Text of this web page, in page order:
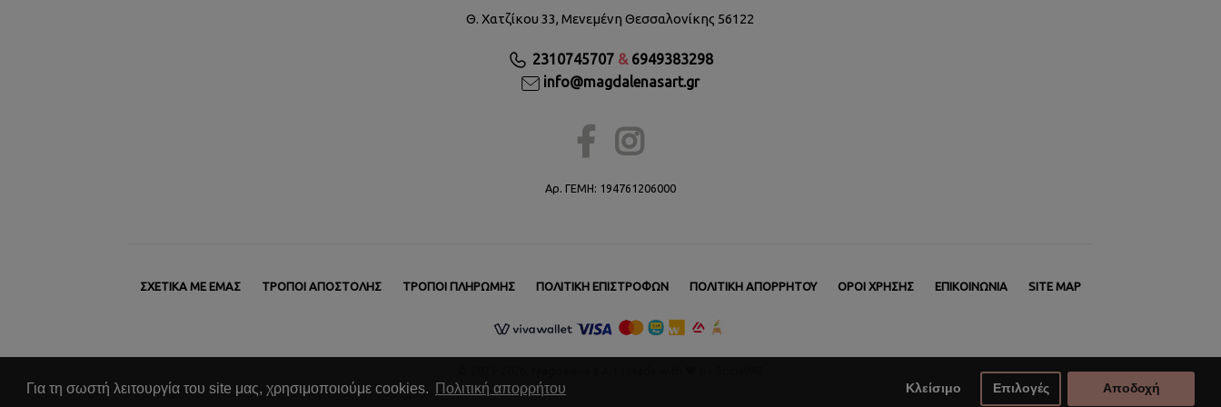
Για τη σωστή λειτουργία του site μας, χρησιμοποιούμε cookies. Πολιτική απορρήτου Κλείσιμο Επιλογές Αποδοχή
Θ. Χατζίκου 33, Μενεμένη Θεσσαλονίκης 56122
2310745707 & 6949383298
info@magdalenasart.gr
Αρ. ΓΕΜΗ: 194761206000
ΣΧΕΤΙΚΆ ΜΕ ΕΜΆΣ ΤΡΌΠΟΙ ΑΠΟΣΤΟΛΉΣ ΤΡΌΠΟΙ ΠΛΗΡΩΜΉΣ ΠΟΛΙΤΙΚΉ ΕΠΙΣΤΡΟΦΏΝ ΠΟΛΙΤΙΚΉ ΑΠΟΡΡΉΤΟΥ ΌΡΟΙ ΧΡΉΣΗΣ ΕΠΙΚΟΙΝΩΝΊΑ SITE MAP